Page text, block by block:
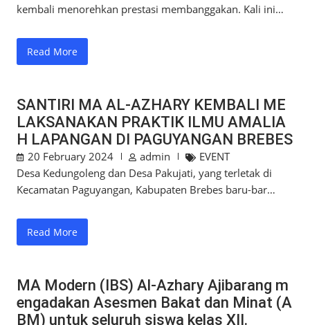
kembali menorehkan prestasi membanggakan. Kali ini…
Read More
SANTIRI MA AL-AZHARY KEMBALI ME
LAKSANAKAN PRAKTIK ILMU AMALIA
H LAPANGAN DI PAGUYANGAN BREBES
20 February 2024 admin
EVENT
Desa Kedungoleng dan Desa Pakujati, yang terletak di
Kecamatan Paguyangan, Kabupaten Brebes baru-bar…
Read More
MA Modern (IBS) Al-Azhary Ajibarang m
engadakan Asesmen Bakat dan Minat (A
BM) untuk seluruh siswa kelas XII.